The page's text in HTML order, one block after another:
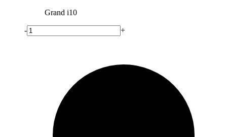
Grand i10
- +